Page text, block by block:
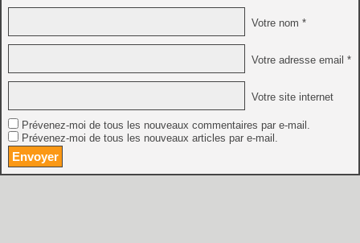
Votre nom *
Votre adresse email *
Votre site internet
Prévenez-moi de tous les nouveaux commentaires par e-mail.
Prévenez-moi de tous les nouveaux articles par e-mail.